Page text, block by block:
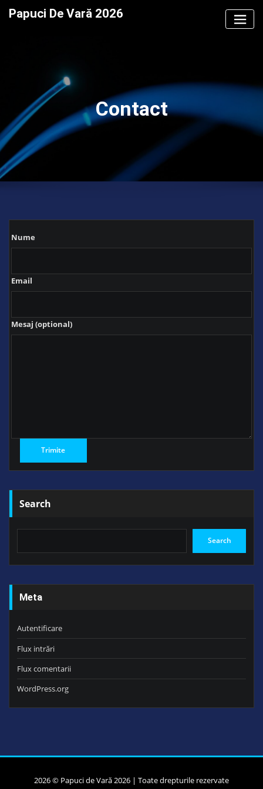
Papuci De Vară 2026
Contact
Nume
Email
Mesaj (optional)
Search
Search
Meta
Autentificare
Flux intrări
Flux comentarii
WordPress.org
2026 © Papuci de Vară 2026 | Toate drepturile rezervate